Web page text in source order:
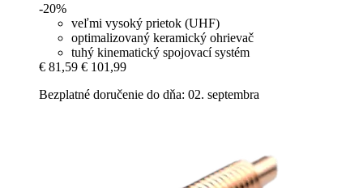
-20%
veľmi vysoký prietok (UHF)
optimalizovaný keramický ohrievač
tuhý kinematický spojovací systém
€ 81,59 € 101,99
Bezplatné doručenie do dňa: 02. septembra